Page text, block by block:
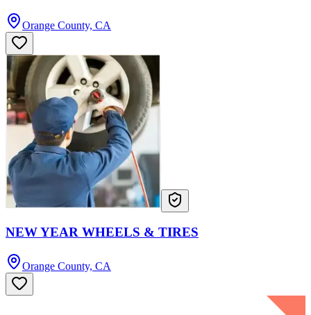
Orange County, CA
NEW YEAR WHEELS & TIRES
Orange County, CA